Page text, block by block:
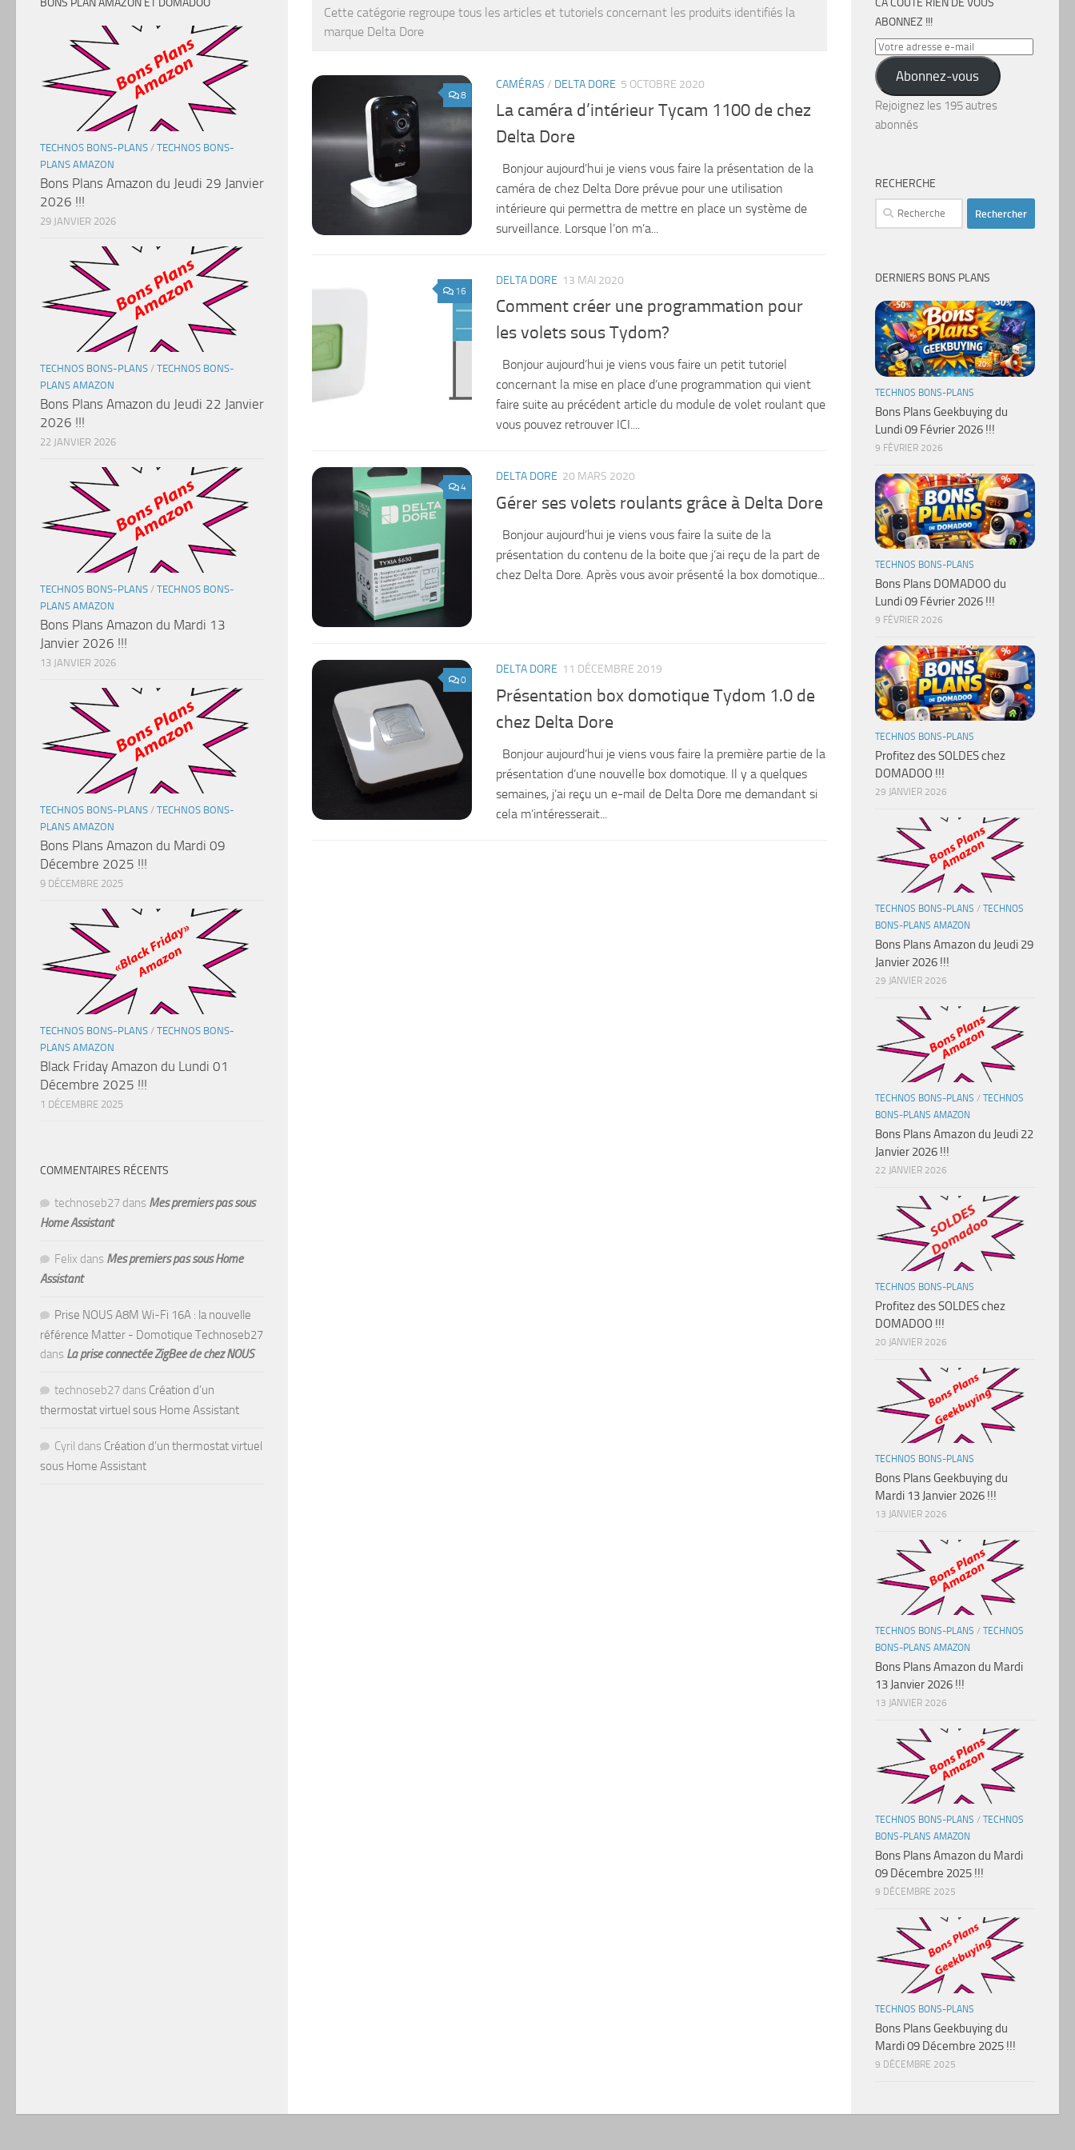
Cette catégorie regroupe tous les articles et tutoriels concernant les produits identifiés la
marque Delta Dore
8
CAMÉRAS / DELTA DORE 5 OCTOBRE 2020
La caméra d’intérieur Tycam 1100 de chez
Delta Dore
Bonjour aujourd’hui je viens vous faire la présentation de la
caméra de chez Delta Dore prévue pour une utilisation
intérieure qui permettra de mettre en place un système de
surveillance. Lorsque l’on m’a...
16
DELTA DORE 13 MAI 2020
Comment créer une programmation pour
les volets sous Tydom?
Bonjour aujourd’hui je viens vous faire un petit tutoriel
concernant la mise en place d’une programmation qui vient
faire suite au précédent article du module de volet roulant que
vous pouvez retrouver ICI....
4
DELTA DORE 20 MARS 2020
Gérer ses volets roulants grâce à Delta Dore
Bonjour aujourd’hui je viens vous faire la suite de la
présentation du contenu de la boite que j’ai reçu de la part de
chez Delta Dore. Après vous avoir présenté la box domotique...
0
DELTA DORE 11 DÉCEMBRE 2019
Présentation box domotique Tydom 1.0 de
chez Delta Dore
Bonjour aujourd’hui je viens vous faire la première partie de la
présentation d’une nouvelle box domotique. Il y a quelques
semaines, j’ai reçu un e-mail de Delta Dore me demandant si
cela m’intéresserait...
BONS PLAN AMAZON ET DOMADOO
TECHNOS BONS-PLANS / TECHNOS BONS-
PLANS AMAZON
Bons Plans Amazon du Jeudi 29 Janvier
2026 !!!
29 JANVIER 2026
TECHNOS BONS-PLANS / TECHNOS BONS-
PLANS AMAZON
Bons Plans Amazon du Jeudi 22 Janvier
2026 !!!
22 JANVIER 2026
TECHNOS BONS-PLANS / TECHNOS BONS-
PLANS AMAZON
Bons Plans Amazon du Mardi 13
Janvier 2026 !!!
13 JANVIER 2026
TECHNOS BONS-PLANS / TECHNOS BONS-
PLANS AMAZON
Bons Plans Amazon du Mardi 09
Décembre 2025 !!!
9 DÉCEMBRE 2025
TECHNOS BONS-PLANS / TECHNOS BONS-
PLANS AMAZON
Black Friday Amazon du Lundi 01
Décembre 2025 !!!
1 DÉCEMBRE 2025
COMMENTAIRES RÉCENTS
technoseb27 dans Mes premiers pas sous
Home Assistant
Felix dans Mes premiers pas sous Home
Assistant
Prise NOUS A8M Wi-Fi 16A : la nouvelle
référence Matter - Domotique Technoseb27
dans La prise connectée ZigBee de chez NOUS
technoseb27 dans Création d’un
thermostat virtuel sous Home Assistant
Cyril dans Création d’un thermostat virtuel
sous Home Assistant
CA COÛTE RIEN DE VOUS
ABONNEZ !!!
Votre
adresse
e-
mail
Abonnez-vous
Rejoignez les 195 autres
abonnés
RECHERCHE
Rechercher :
DERNIERS BONS PLANS
TECHNOS BONS-PLANS
Bons Plans Geekbuying du
Lundi 09 Février 2026 !!!
9 FÉVRIER 2026
TECHNOS BONS-PLANS
Bons Plans DOMADOO du
Lundi 09 Février 2026 !!!
9 FÉVRIER 2026
TECHNOS BONS-PLANS
Profitez des SOLDES chez
DOMADOO !!!
29 JANVIER 2026
TECHNOS BONS-PLANS / TECHNOS
BONS-PLANS AMAZON
Bons Plans Amazon du Jeudi 29
Janvier 2026 !!!
29 JANVIER 2026
TECHNOS BONS-PLANS / TECHNOS
BONS-PLANS AMAZON
Bons Plans Amazon du Jeudi 22
Janvier 2026 !!!
22 JANVIER 2026
TECHNOS BONS-PLANS
Profitez des SOLDES chez
DOMADOO !!!
20 JANVIER 2026
TECHNOS BONS-PLANS
Bons Plans Geekbuying du
Mardi 13 Janvier 2026 !!!
13 JANVIER 2026
TECHNOS BONS-PLANS / TECHNOS
BONS-PLANS AMAZON
Bons Plans Amazon du Mardi
13 Janvier 2026 !!!
13 JANVIER 2026
TECHNOS BONS-PLANS / TECHNOS
BONS-PLANS AMAZON
Bons Plans Amazon du Mardi
09 Décembre 2025 !!!
9 DÉCEMBRE 2025
TECHNOS BONS-PLANS
Bons Plans Geekbuying du
Mardi 09 Décembre 2025 !!!
9 DÉCEMBRE 2025